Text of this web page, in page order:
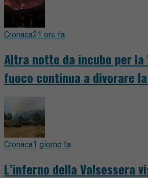
Cronaca21 ore fa
Altra notte da incubo per la
fuoco continua a divorare
Cronaca1 giorno fa
L’inferno della Valsessera